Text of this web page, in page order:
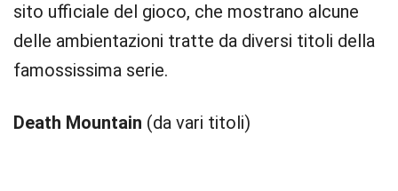
sito ufficiale del gioco, che mostrano alcune
delle ambientazioni tratte da diversi titoli della
famossissima serie.
Death Mountain (da vari titoli)